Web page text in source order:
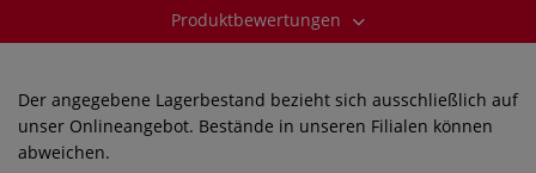
Produktbewertungen
Der angegebene Lagerbestand bezieht sich ausschließlich auf
unser Onlineangebot. Bestände in unseren Filialen können
abweichen.